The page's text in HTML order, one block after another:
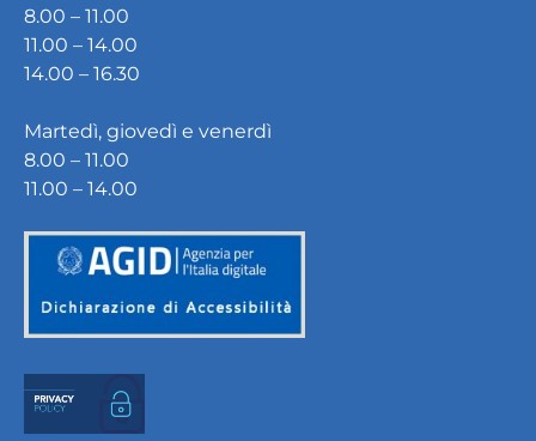
8.00 – 11.00
11.00 – 14.00
14.00 – 16.30
Martedì, giovedì e venerdì
8.00 – 11.00
11.00 – 14.00